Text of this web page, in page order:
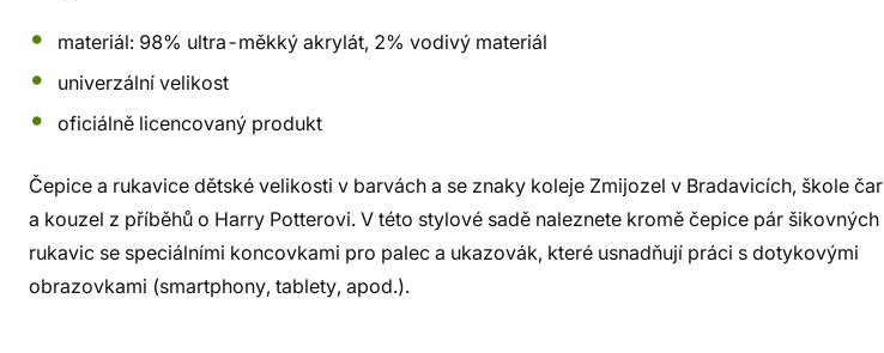
materiál: 98% ultra-měkký akrylát, 2% vodivý materiál
univerzální velikost
oficiálně licencovaný produkt
Čepice a rukavice dětské velikosti v barvách a se znaky koleje Zmijozel v Bradavicích, škole čar
a kouzel z příběhů o Harry Potterovi. V této stylové sadě naleznete kromě čepice pár šikovných
rukavic se speciálními koncovkami pro palec a ukazovák, které usnadňují práci s dotykovými
obrazovkami (smartphony, tablety, apod.).